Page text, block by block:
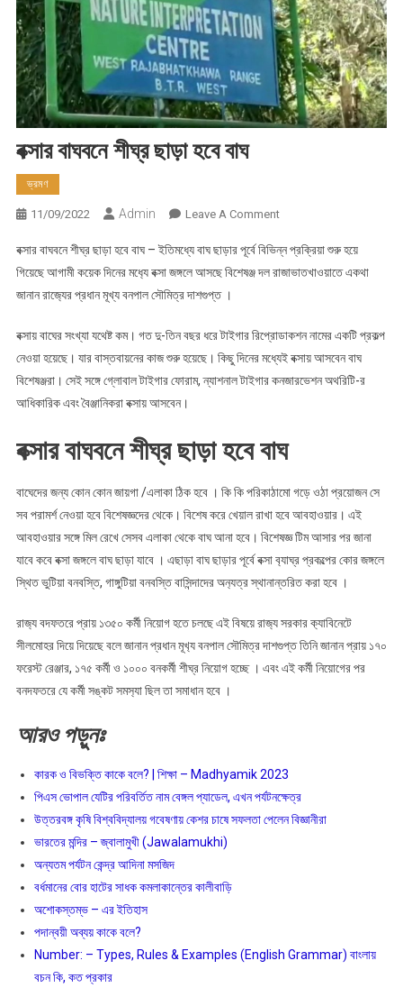
বক্সার বাঘবনে শীঘ্র ছাড়া হবে বাঘ
ভ্রমণ
11/09/2022 Admin Leave A CommentOn
বাঘবনে
শীঘ্র
বাঘ
বক্সার বাঘবনে শীঘ্র ছাড়া হবে বাঘ – ইতিমধ্যে বাঘ ছাড়ার পূর্বে বিভিন্ন প্রক্রিয়া শুরু হয়ে
গিয়েছে আগামী কয়েক দিনের মধ‍্যে বক্সা জঙ্গলে আসছে বিশেষঞ্জ দল রাজাভাতখাওয়াতে একথা
জানান রাজ‍্যের প্রধান মূখ্য বনপাল সৌমিত্র দাশগুপ্ত ।
বক্সায় বাঘের সংখ্যা যথেষ্ট কম। গত দু-তিন বছর ধরে টাইগার রিপ্রোডাকশন নামের একটি প্রকল্প
নেওয়া হয়েছে। যার বাস্তবায়নের কাজ শুরু হয়েছে। কিছু দিনের মধ্যেই বক্সায় আসবেন বাঘ
বিশেষঞ্জরা। সেই সঙ্গে গ্লোবাল টাইগার ফোরাম, ন্যাশনাল টাইগার কনজারভেশন অথরিটি-র
আধিকারিক এবং বৈঞ্জানিকরা বক্সায় আসবেন।
বক্সার বাঘবনে শীঘ্র ছাড়া হবে বাঘ
বাঘেদের জন্য কোন কোন জায়গা /এলাকা ঠিক হবে । কি কি পরিকাঠামো গড়ে ওঠা প্রয়োজন সে
সব পরামর্শ নেওয়া হবে বিশেষজ্ঞদের থেকে। বিশেষ করে খেয়াল রাখা হবে আবহাওয়ার। এই
আবহাওয়ার সঙ্গে মিল রেখে সেসব এলাকা থেকে বাঘ আনা হবে। বিশেষজ্ঞ টিম আসার পর জানা
যাবে কবে বক্সা জঙ্গলে বাঘ ছাড়া যাবে । এছাড়া বাঘ ছাড়ার পূর্বে বক্সা ব‍্যাঘ্র প্রকল্পের কোর জঙ্গলে
স্থিত ভুটিয়া বনবস্তি, গাঙ্গুটিয়া বনবস্তি বাসিন্দাদের অন‍্যত্র স্থানান্তরিত করা হবে ।
রাজ‍্য বদফতরে প্রায় ১৩৫০ কর্মী নিয়োগ হতে চলছে এই বিষয়ে রাজ‍্য সরকার ক‍্যাবিনেটে
সীলমোহর দিয়ে দিয়েছে বলে জানান প্রধান মূখ‍্য বনপাল সৌমিত্র দাশগুপ্ত তিনি জানান প্রায় ১৭০
ফরেস্ট রেঞ্জার, ১৭৫ কর্মী ও ১০০০ বনকর্মী শীঘ্র নিয়োগ হচ্ছে । এবং এই কর্মী নিয়োগের পর
বনদফতরে যে কর্মী সঙ্কট সমস‍্যা ছিল তা সমাধান হবে ।
আরও পড়ুনঃ
কারক ও বিভক্তি কাকে বলে? | শিক্ষা – Madhyamik 2023
পিএস ভোপাল যেটির পরিবর্তিত নাম বেঙ্গল প্যাডেল, এখন পর্যটনক্ষেত্র
উত্তরবঙ্গ কৃষি বিশ্ববিদ্যালয় গবেষণায় কেশর চাষে সফলতা পেলেন বিজ্ঞানীরা
ভারতের মন্দির – জ্বালামুখী (Jawalamukhi)
অন্যতম পর্যটন কেন্দ্র আদিনা মসজিদ
বর্ধমানের বোর হাটের সাধক কমলাকান্তের কালীবাড়ি
অশােকস্তম্ভ – এর ইতিহাস
পদান্বয়ী অব্যয় কাকে বলে?
Number: – Types, Rules & Examples (English Grammar) বাংলায়
বচন কি, কত প্রকার